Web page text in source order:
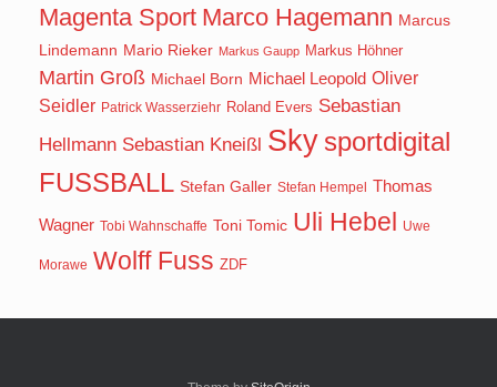
Magenta Sport Marco Hagemann Marcus
Lindemann Mario Rieker Markus Gaupp Markus Höhner
Martin Groß Michael Born Michael Leopold Oliver
Seidler Patrick Wasserziehr Roland Evers Sebastian
Hellmann Sebastian Kneißl Sky sportdigital
FUSSBALL Stefan Galler Stefan Hempel Thomas
Wagner Tobi Wahnschaffe Toni Tomic Uli Hebel Uwe
Morawe Wolff Fuss ZDF